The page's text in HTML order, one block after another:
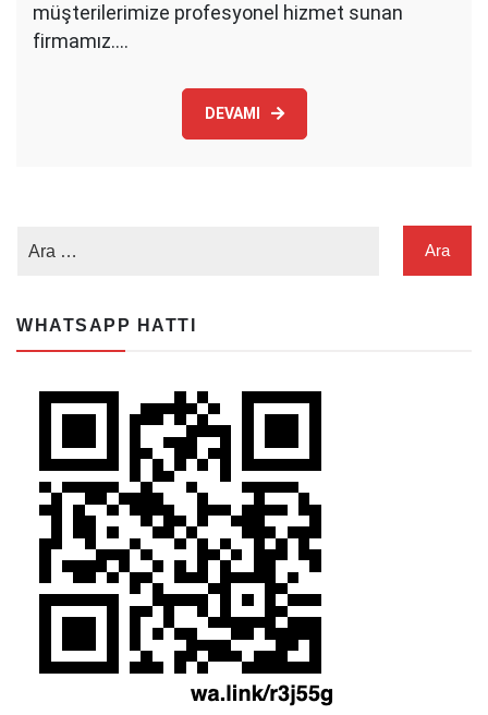
müşterilerimize profesyonel hizmet sunan
firmamız.…
DEVAMI
WHATSAPP HATTI